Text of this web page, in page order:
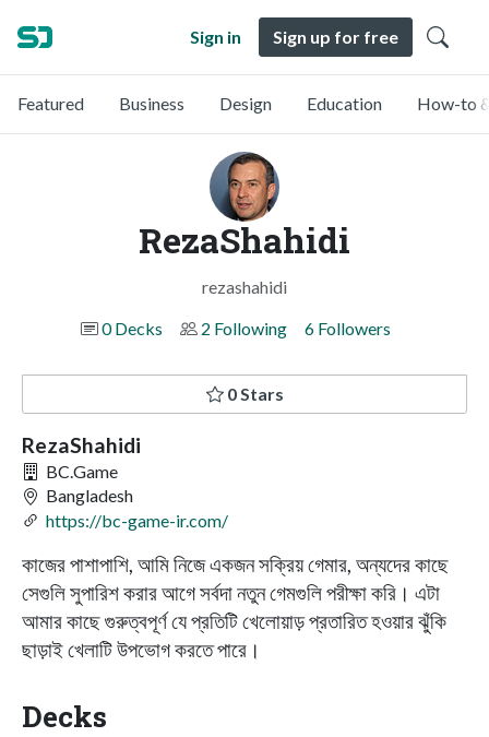
Sign in Sign up for free
Featured Business Design Education How-to
RezaShahidi
rezashahidi
0 Decks
2 Following 6 Followers
0 Stars
RezaShahidi
BC.Game
Bangladesh
https://bc-game-ir.com/
কাজের পাশাপাশি, আমি নিজে একজন সক্রিয় গেমার, অন্যদের কাছে
সেগুলি সুপারিশ করার আগে সর্বদা নতুন গেমগুলি পরীক্ষা করি। এটা
আমার কাছে গুরুত্বপূর্ণ যে প্রতিটি খেলোয়াড় প্রতারিত হওয়ার ঝুঁকি
ছাড়াই খেলাটি উপভোগ করতে পারে।
Decks